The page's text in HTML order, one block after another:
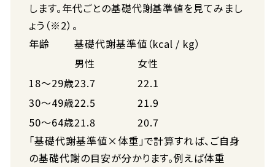
します。年代ごとの基礎代謝基準値を見てみまし
ょう（※2）。
年齢
基礎代謝基準値（kcal / kg）
男性
女性
18〜29歳23.7
22.1
30〜49歳22.5
21.9
50〜64歳21.8
20.7
「基礎代謝基準値×体重」で計算すれば、ご自身
の基礎代謝の目安が分かります。例えば体重